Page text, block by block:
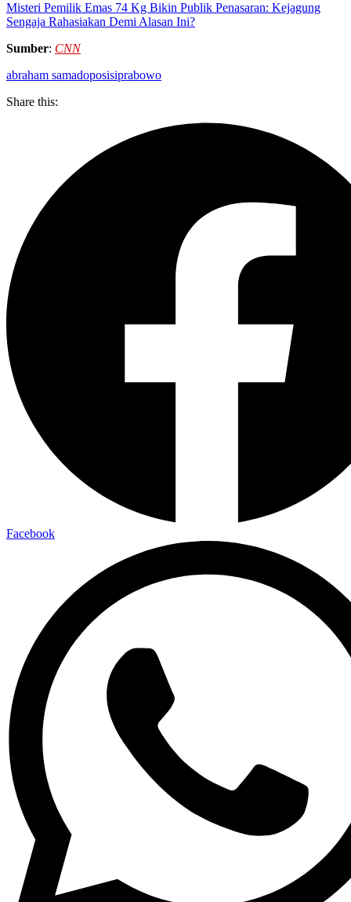
Misteri Pemilik Emas 74 Kg Bikin Publik Penasaran: Kejagung
Sengaja Rahasiakan Demi Alasan Ini?
Sumber: CNN
abraham samadoposisiprabowo
Share this:
Facebook